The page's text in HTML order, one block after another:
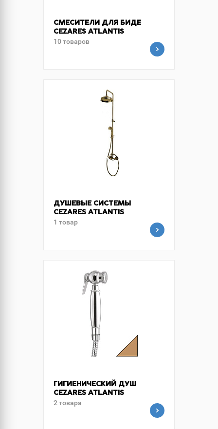
СМЕСИТЕЛИ ДЛЯ БИДЕ
CEZARES ATLANTIS
10 товаров
ДУШЕВЫЕ СИСТЕМЫ
CEZARES ATLANTIS
1 товар
ГИГИЕНИЧЕСКИЙ ДУШ
CEZARES ATLANTIS
2 товара